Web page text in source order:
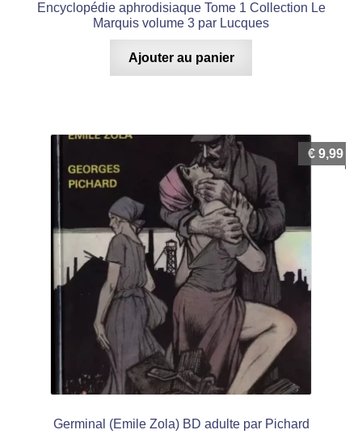
Encyclopédie aphrodisiaque Tome 1 Collection Le
Marquis volume 3 par Lucques
Ajouter au panier
Germinal (Emile Zola) BD adulte par Pichard
€ 9,99